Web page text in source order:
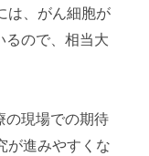
は、がん細胞が
るので、相当大
の現場での期待
が進みやすくな